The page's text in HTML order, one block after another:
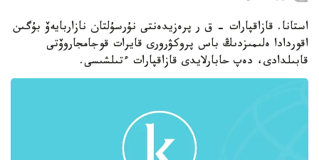
استانا. قازاقپارات - ق ر پرەزيدەنتى نۇرسۇلتان نازاربايەۆ بۇگىن
اقوردادا ەلىمىزدىڭ باس پروكۋرورى قايرات قوجامجاروۆتى
قابىلدادى، دەپ حابارلايدى قازاقپارات ءتىلشىسى.